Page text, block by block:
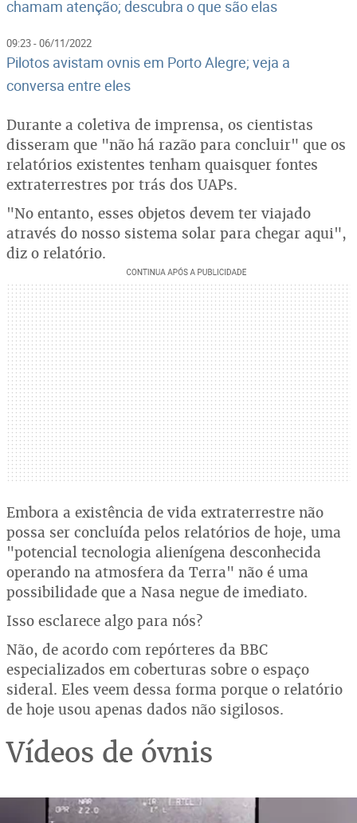
chamam atenção; descubra o que são elas
09:23 - 06/11/2022
Pilotos avistam ovnis em Porto Alegre; veja a
conversa entre eles
Durante a coletiva de imprensa, os cientistas
disseram que "não há razão para concluir" que os
relatórios existentes tenham quaisquer fontes
extraterrestres por trás dos UAPs.
"No entanto, esses objetos devem ter viajado
através do nosso sistema solar para chegar aqui",
diz o relatório.
Embora a existência de vida extraterrestre não
possa ser concluída pelos relatórios de hoje, uma
"potencial tecnologia alienígena desconhecida
operando na atmosfera da Terra" não é uma
possibilidade que a Nasa negue de imediato.
Isso esclarece algo para nós?
Não, de acordo com repórteres da BBC
especializados em coberturas sobre o espaço
sideral. Eles veem dessa forma porque o relatório
de hoje usou apenas dados não sigilosos.
Vídeos de óvnis